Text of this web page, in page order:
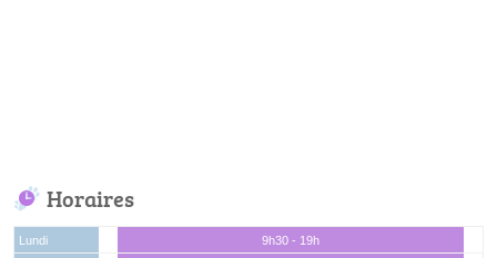
Horaires
Lundi
9h30 - 19h